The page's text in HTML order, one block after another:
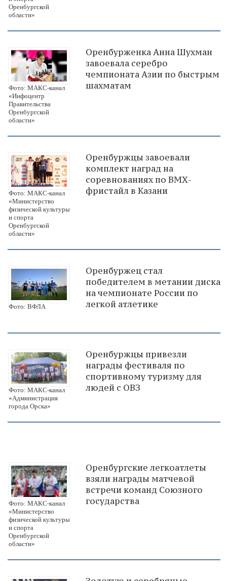
Оренбургской
области»
Фото: МАКС-канал
«Инфоцентр
Правительства
Оренбургской
области»
Оренбурженка Анна Шухман
завоевала серебро
чемпионата Азии по быстрым
шахматам
Фото: МАКС-канал
«Министерство
физической культуры
и спорта
Оренбургской
области»
Оренбуржцы завоевали
комплект наград на
соревнованиях по ВМХ-
фристайл в Казани
Фото: ВФЛА
Оренбуржец стал
победителем в метании диска
на чемпионате России по
легкой атлетике
Фото: МАКС-канал
«Администрация
города Орска»
Оренбуржцы привезли
награды фестиваля по
спортивному туризму для
людей с ОВЗ
Фото: МАКС-канал
«Министерство
физической культуры
и спорта
Оренбургской
области»
Оренбургские легкоатлеты
взяли награды матчевой
встречи команд Союзного
государства